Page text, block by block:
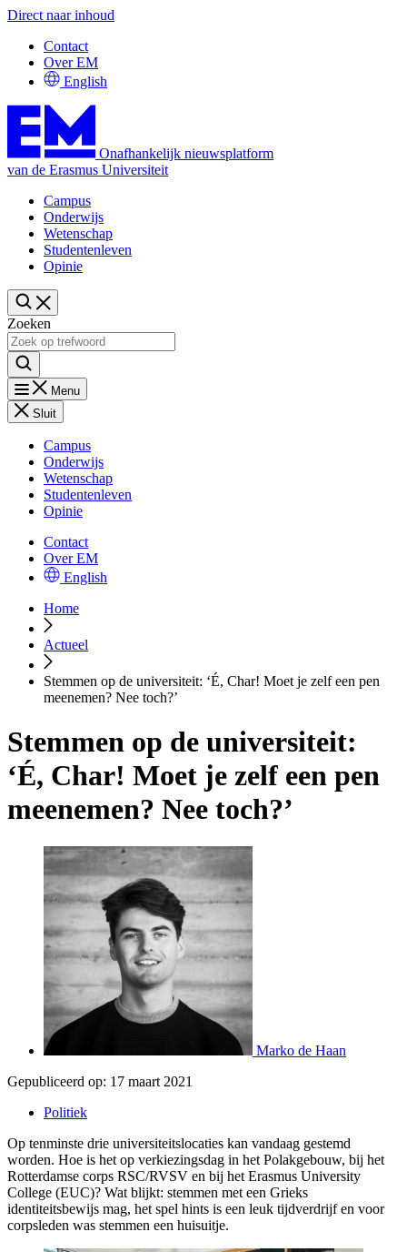
Direct naar inhoud
Contact
Over EM
English
Onafhankelijk nieuwsplatform
van de Erasmus Universiteit
Campus
Onderwijs
Wetenschap
Studentenleven
Opinie
Zoeken
Menu
Sluit
Campus
Onderwijs
Wetenschap
Studentenleven
Opinie
Contact
Over EM
English
Home
Actueel
Stemmen op de universiteit: ‘É, Char! Moet je zelf een pen
meenemen? Nee toch?’
Stemmen op de universiteit:
‘É, Char! Moet je zelf een pen
meenemen? Nee toch?’
Marko de Haan
Gepubliceerd op: 17 maart 2021
Politiek
Op tenminste drie universiteitslocaties kan vandaag gestemd
worden. Hoe is het op verkiezingsdag in het Polakgebouw, bij het
Rotterdamse corps RSC/RVSV en bij het Erasmus University
College (EUC)? Wat blijkt: stemmen met een Grieks
identiteitsbewijs mag, het spel hints is een leuk tijdverdrijf en voor
corpsleden was stemmen een huisuitje.